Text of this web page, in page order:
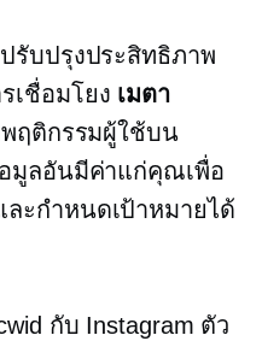
รับปรุงประสิทธิภาพ
ชื่อมโยง เมตา
ฤติกรรมผู้ใช้บน
มูลอันมีค่าแก่คุณเพื่อ
ะกำหนดเป้าหมายได้
กับ Instagram ตัว